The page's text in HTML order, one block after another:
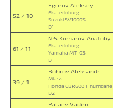
52 / 10
Egorov Aleksey
Ekaterinburg
Suzuki SV1000S
D1
61 / 11
№5 Komarov Anatoliy
Ekaterinburg
Yamaha MT-03
D1
39 / 1
Bobrov Aleksandr
Miass
Honda CBR600 F hurricane
D2
Palaev Vadim